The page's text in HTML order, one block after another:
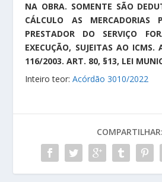
NA OBRA. SOMENTE SÃO
CÁLCULO AS MERCADORIAS
PRESTADOR DO SERVIÇO
EXECUÇÃO, SUJEITAS AO
116/2003. ART. 80, §13, LEI
Inteiro teor:Acórdão 3010/2022
COMPARTILHAR: